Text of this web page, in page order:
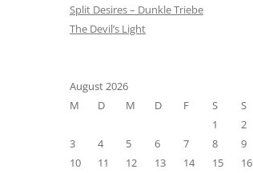
Split Desires – Dunkle Triebe
The Devil’s Light
August 2026
M
D M D F S
S
1
2
3
4 5 6 7 8
9
10
11 12 13 14 15
16